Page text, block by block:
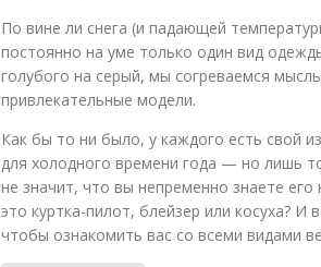
По вине ли снега (и падающей
постоянно на уме только один вид
голубого на серый, мы согреваемся
привлекательные модели.
Как бы то ни было, у каждого есть свой
для холодного времени года — но лишь
не значит, что вы непременно знаете
это куртка-пилот, блейзер или косуха? И
чтобы ознакомить вас со всеми видами